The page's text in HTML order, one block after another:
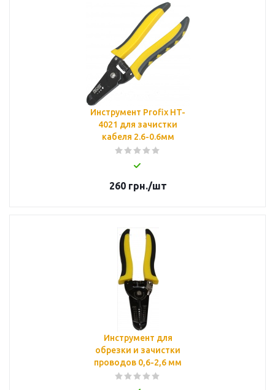
Инструмент Profix HT-
4021 для зачистки
кабеля 2.6-0.6мм
260грн./шт
Инструмент для
обрезки и зачистки
проводов 0,6-2,6 мм